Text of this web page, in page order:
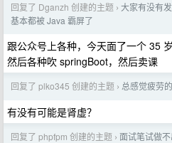
回复了 Dganzh 创建的主题 › 大家有没有
基本都被 Java 霸屏了
跟公众号上各种，今天面了一个 35
然后各种吹 springBoot，然后卖课
回复了 plko345 创建的主题 › 总感觉疲劳
有没有可能是肾虚？
回复了 phpfpm 创建的主题 › 面试笔试做